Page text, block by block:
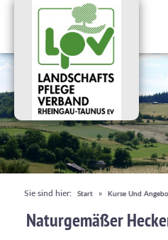
Sie sind hier: Start » Kurse Und
Naturgemäßer